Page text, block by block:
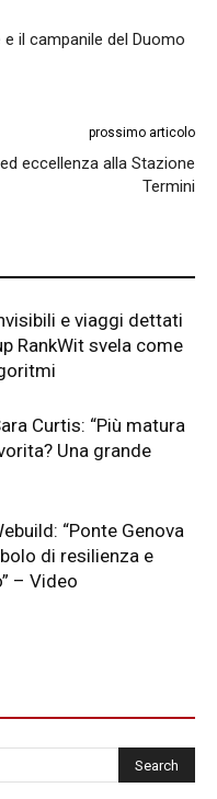
e il campanile del Duomo
prossimo articolo
eccellenza alla Stazione
Termini
e viaggi dettati
RankWit svela come
Curtis: “Più matura
Una grande
“Ponte Genova
di resilienza e
– Video